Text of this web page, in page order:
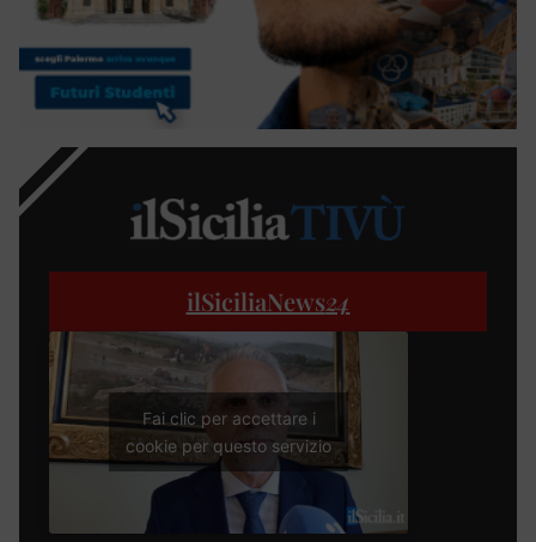
ilSiciliaNews24
Fai clic per accettare i
cookie per questo servizio